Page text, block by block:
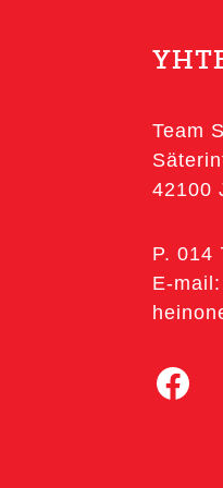
Team
42100
P. 014
E-mail:
Facebook